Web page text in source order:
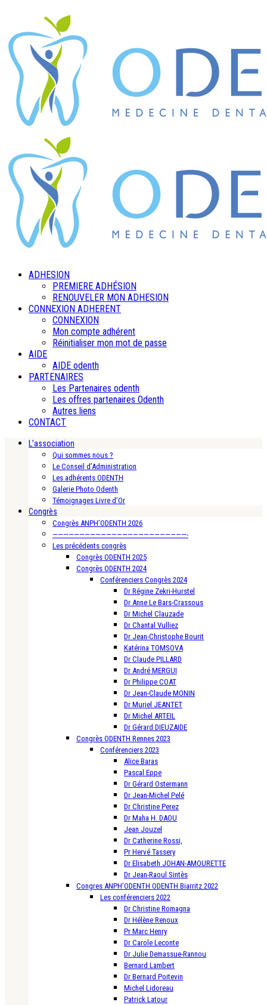
ADHESION
PREMIERE ADHÉSION
RENOUVELER MON ADHESION
CONNEXION ADHERENT
CONNEXION
Mon compte adhérent
Réinitialiser mon mot de passe
AIDE
AIDE odenth
PARTENAIRES
Les Partenaires odenth
Les offres partenaires Odenth
Autres liens
CONTACT
L’association
Qui sommes nous ?
Le Conseil d’Administration
Les adhérents ODENTH
Galerie Photo Odenth
Témoignages Livre d’Or
Congrès
Congrès ANPH’ODENTH 2026
—————————————————————————-
Les précédents congrès
Congrès ODENTH 2025
Congrès ODENTH 2024
Conférenciers Congrès 2024
Dr Régine Zekri-Hurstel
Dr Anne Le Bars-Crassous
Dr Michel Clauzade
Dr Chantal Vulliez
Dr Jean-Christophe Bourit
Katérina TOMSOVA
Dr Claude PILLARD
Dr André MERGUI
Dr Philippe COAT
Dr Jean-Claude MONIN
Dr Muriel JEANTET
Dr Michel ARTEIL
Dr Gérard DIEUZAIDE
Congrès ODENTH Rennes 2023
Conférenciers 2023
Alice Baras
Pascal Eppe
Dr Gérard Ostermann
Dr Jean-Michel Pelé
Dr Christine Perez
Dr Maha H. DAOU
Jean Jouzel
Dr Catherine Rossi,
Pr Hervé Tassery
Dr Elisabeth JOHAN-AMOURETTE
Dr Jean-Raoul Sintès
Congres ANPH’ODENTH ODENTH Biarritz 2022
Les conférenciers 2022
Dr Christine Romagna
Dr Hélène Renoux
Pr Marc Henry
Dr Carole Leconte
Dr Julie Demassue-Rannou
Bernard Lambert
Dr Bernard Poitevin
Michel Lidoreau
Patrick Latour